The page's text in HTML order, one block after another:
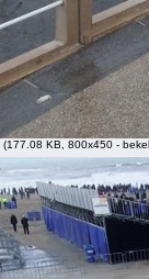
(177.08 KB, 800x450 -